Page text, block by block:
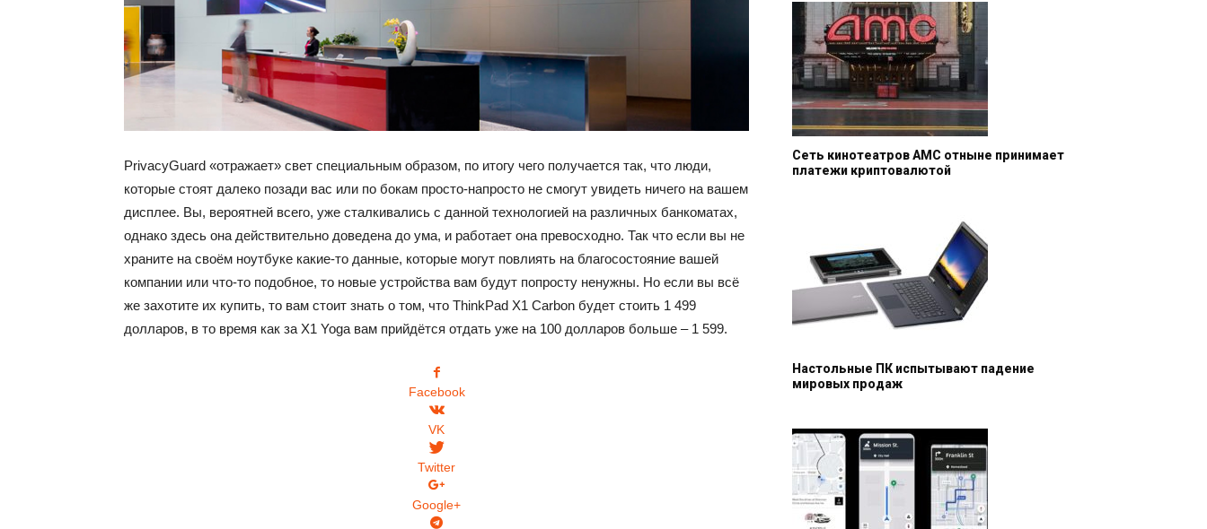
PrivacyGuard «отражает» свет специальным образом, по итогу чего получается так, что люди,
которые стоят далеко позади вас или по бокам просто-напросто не смогут увидеть ничего на вашем
дисплее. Вы, вероятней всего, уже сталкивались с данной технологией на различных банкоматах,
однако здесь она действительно доведена до ума, и работает она превосходно. Так что если вы не
храните на своём ноутбуке какие-то данные, которые могут повлиять на благосостояние вашей
компании или что-то подобное, то новые устройства вам будут попросту ненужны. Но если вы всё
же захотите их купить, то вам стоит знать о том, что ThinkPad X1 Carbon будет стоить 1 499
долларов, в то время как за X1 Yoga вам прийдётся отдать уже на 100 долларов больше – 1 599.
Facebook
VK
Twitter
Google+
Сеть кинотеатров AMC отныне принимает
платежи криптовалютой
Настольные ПК испытывают падение
мировых продаж